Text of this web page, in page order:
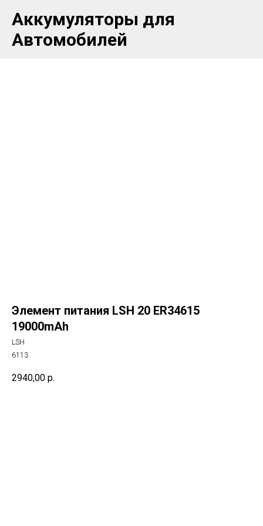
Аккумуляторы для
Автомобилей
Элемент питания LSH 20 ER34615
19000mAh
LSH
6113
2940,00 р.